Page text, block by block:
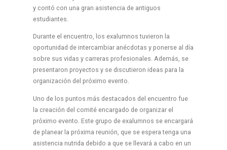
y contó con una gran asistencia de antiguos
estudiantes.
Durante el encuentro, los exalumnos tuvieron la
oportunidad de intercambiar anécdotas y ponerse al día
sobre sus vidas y carreras profesionales. Además, se
presentaron proyectos y se discutieron ideas para la
organización del próximo evento.
Uno de los puntos más destacados del encuentro fue
la creación del comité encargado de organizar el
próximo evento. Este grupo de exalumnos se encargará
de planear la próxima reunión, que se espera tenga una
asistencia nutrida debido a que se llevará a cabo en un